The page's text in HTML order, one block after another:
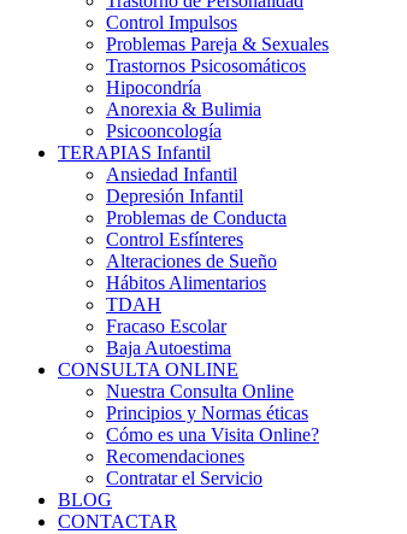
Control Impulsos
Problemas Pareja & Sexuales
Trastornos Psicosomáticos
Hipocondría
Anorexia & Bulimia
Psicooncología
TERAPIAS Infantil
Ansiedad Infantil
Depresión Infantil
Problemas de Conducta
Control Esfínteres
Alteraciones de Sueño
Hábitos Alimentarios
TDAH
Fracaso Escolar
Baja Autoestima
CONSULTA ONLINE
Nuestra Consulta Online
Principios y Normas éticas
Cómo es una Visita Online?
Recomendaciones
Contratar el Servicio
BLOG
CONTACTAR